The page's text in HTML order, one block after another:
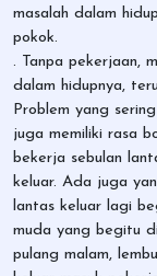
masalah dalam
pokok.
. Tanpa pekerjaan,
dalam hidupnya,
Problem yang
juga memiliki rasa
bekerja sebulan
keluar. Ada juga
lantas keluar lagi
muda yang begitu
pulang malam,